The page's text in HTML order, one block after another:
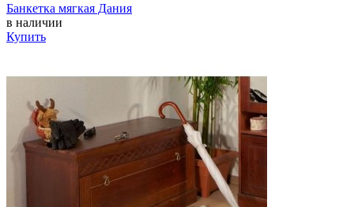
Банкетка мягкая Дания
в наличии
Купить